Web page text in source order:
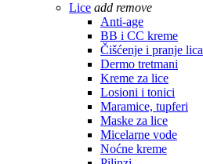
Lice add remove
Anti-age
BB i CC kreme
Čišćenje i pranje lica
Dermo tretmani
Kreme za lice
Losioni i tonici
Maramice, tupferi
Maske za lice
Micelarne vode
Noćne kreme